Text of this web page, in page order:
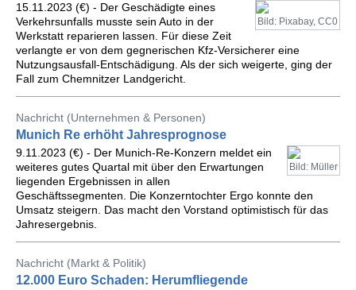
Bild: Pixabay, CC0
15.11.2023 (€) - Der Geschädigte eines
Verkehrsunfalls musste sein Auto in der
Werkstatt reparieren lassen. Für diese Zeit
verlangte er von dem gegnerischen Kfz-Versicherer eine
Nutzungsausfall-Entschädigung. Als der sich weigerte, ging der
Fall zum Chemnitzer Landgericht.
Nachricht (Unternehmen & Personen)
Munich Re erhöht Jahresprognose
Bild: Müller
9.11.2023 (€) - Der Munich-Re-Konzern meldet ein
weiteres gutes Quartal mit über den Erwartungen
liegenden Ergebnissen in allen
Geschäftssegmenten. Die Konzerntochter Ergo konnte den
Umsatz steigern. Das macht den Vorstand optimistisch für das
Jahresergebnis.
Nachricht (Markt & Politik)
12.000 Euro Schaden: Herumfliegende